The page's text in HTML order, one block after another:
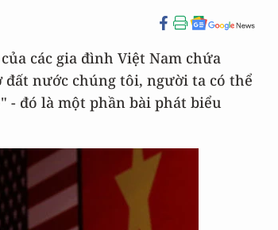
các gia đình Việt Nam chứa
nước chúng tôi, người ta có thể
- đó là một phần bài phát biểu